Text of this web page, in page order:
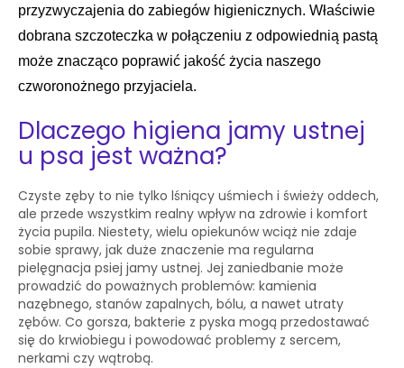
przyzwyczajenia do zabiegów higienicznych. Właściwie
dobrana szczoteczka w połączeniu z odpowiednią pastą
może znacząco poprawić jakość życia naszego
czworonożnego przyjaciela.
Dlaczego higiena jamy ustnej
u psa jest ważna?
Czyste zęby to nie tylko lśniący uśmiech i świeży oddech,
ale przede wszystkim realny wpływ na zdrowie i komfort
życia pupila. Niestety, wielu opiekunów wciąż nie zdaje
sobie sprawy, jak duże znaczenie ma regularna
pielęgnacja psiej jamy ustnej. Jej zaniedbanie może
prowadzić do poważnych problemów: kamienia
nazębnego, stanów zapalnych, bólu, a nawet utraty
zębów. Co gorsza, bakterie z pyska mogą przedostawać
się do krwiobiegu i powodować problemy z sercem,
nerkami czy wątrobą.